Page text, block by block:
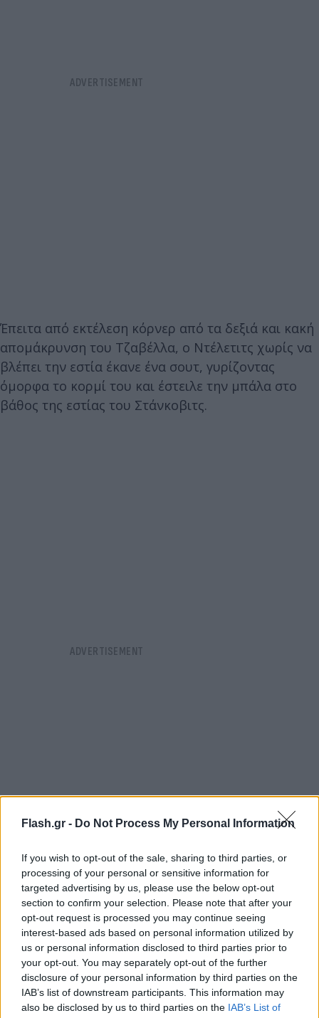
Flash.gr - Do Not Process My Personal Information
If you wish to opt-out of the sale, sharing to third parties, or
processing of your personal or sensitive information for
targeted advertising by us, please use the below opt-out
section to confirm your selection. Please note that after your
opt-out request is processed you may continue seeing
interest-based ads based on personal information utilized by
us or personal information disclosed to third parties prior to
your opt-out. You may separately opt-out of the further
disclosure of your personal information by third parties on the
IAB’s list of downstream participants. This information may
also be disclosed by us to third parties on the IAB’s List of
Έπειτα από εκτέλεση κόρνερ από τα δεξιά και κακή
απομάκρυνση του Τζαβέλλα, ο Ντέλετιτς χωρίς να
βλέπει την εστία έκανε ένα σουτ, γυρίζοντας
όμορφα το κορμί του και έστειλε την μπάλα στο
βάθος της εστίας του Στάνκοβιτς.
Η ΑΕΚ στη συνέχεια πήρε τον έλεγχο του αγώνα και
προσπάθησε να πάρει κάτι από το παιχνίδι, κυρίως
στο δεύτερο ημίχρονο, δίχως όμως αποτέλεσμα,
καθώς σε κάθε επιθετική προσπάθεια των παικτών
του Αλμέιδα, είτε ο Κλέιμαν είτε οι αμυντικοί του
Βόλου είχαν απάντηση.